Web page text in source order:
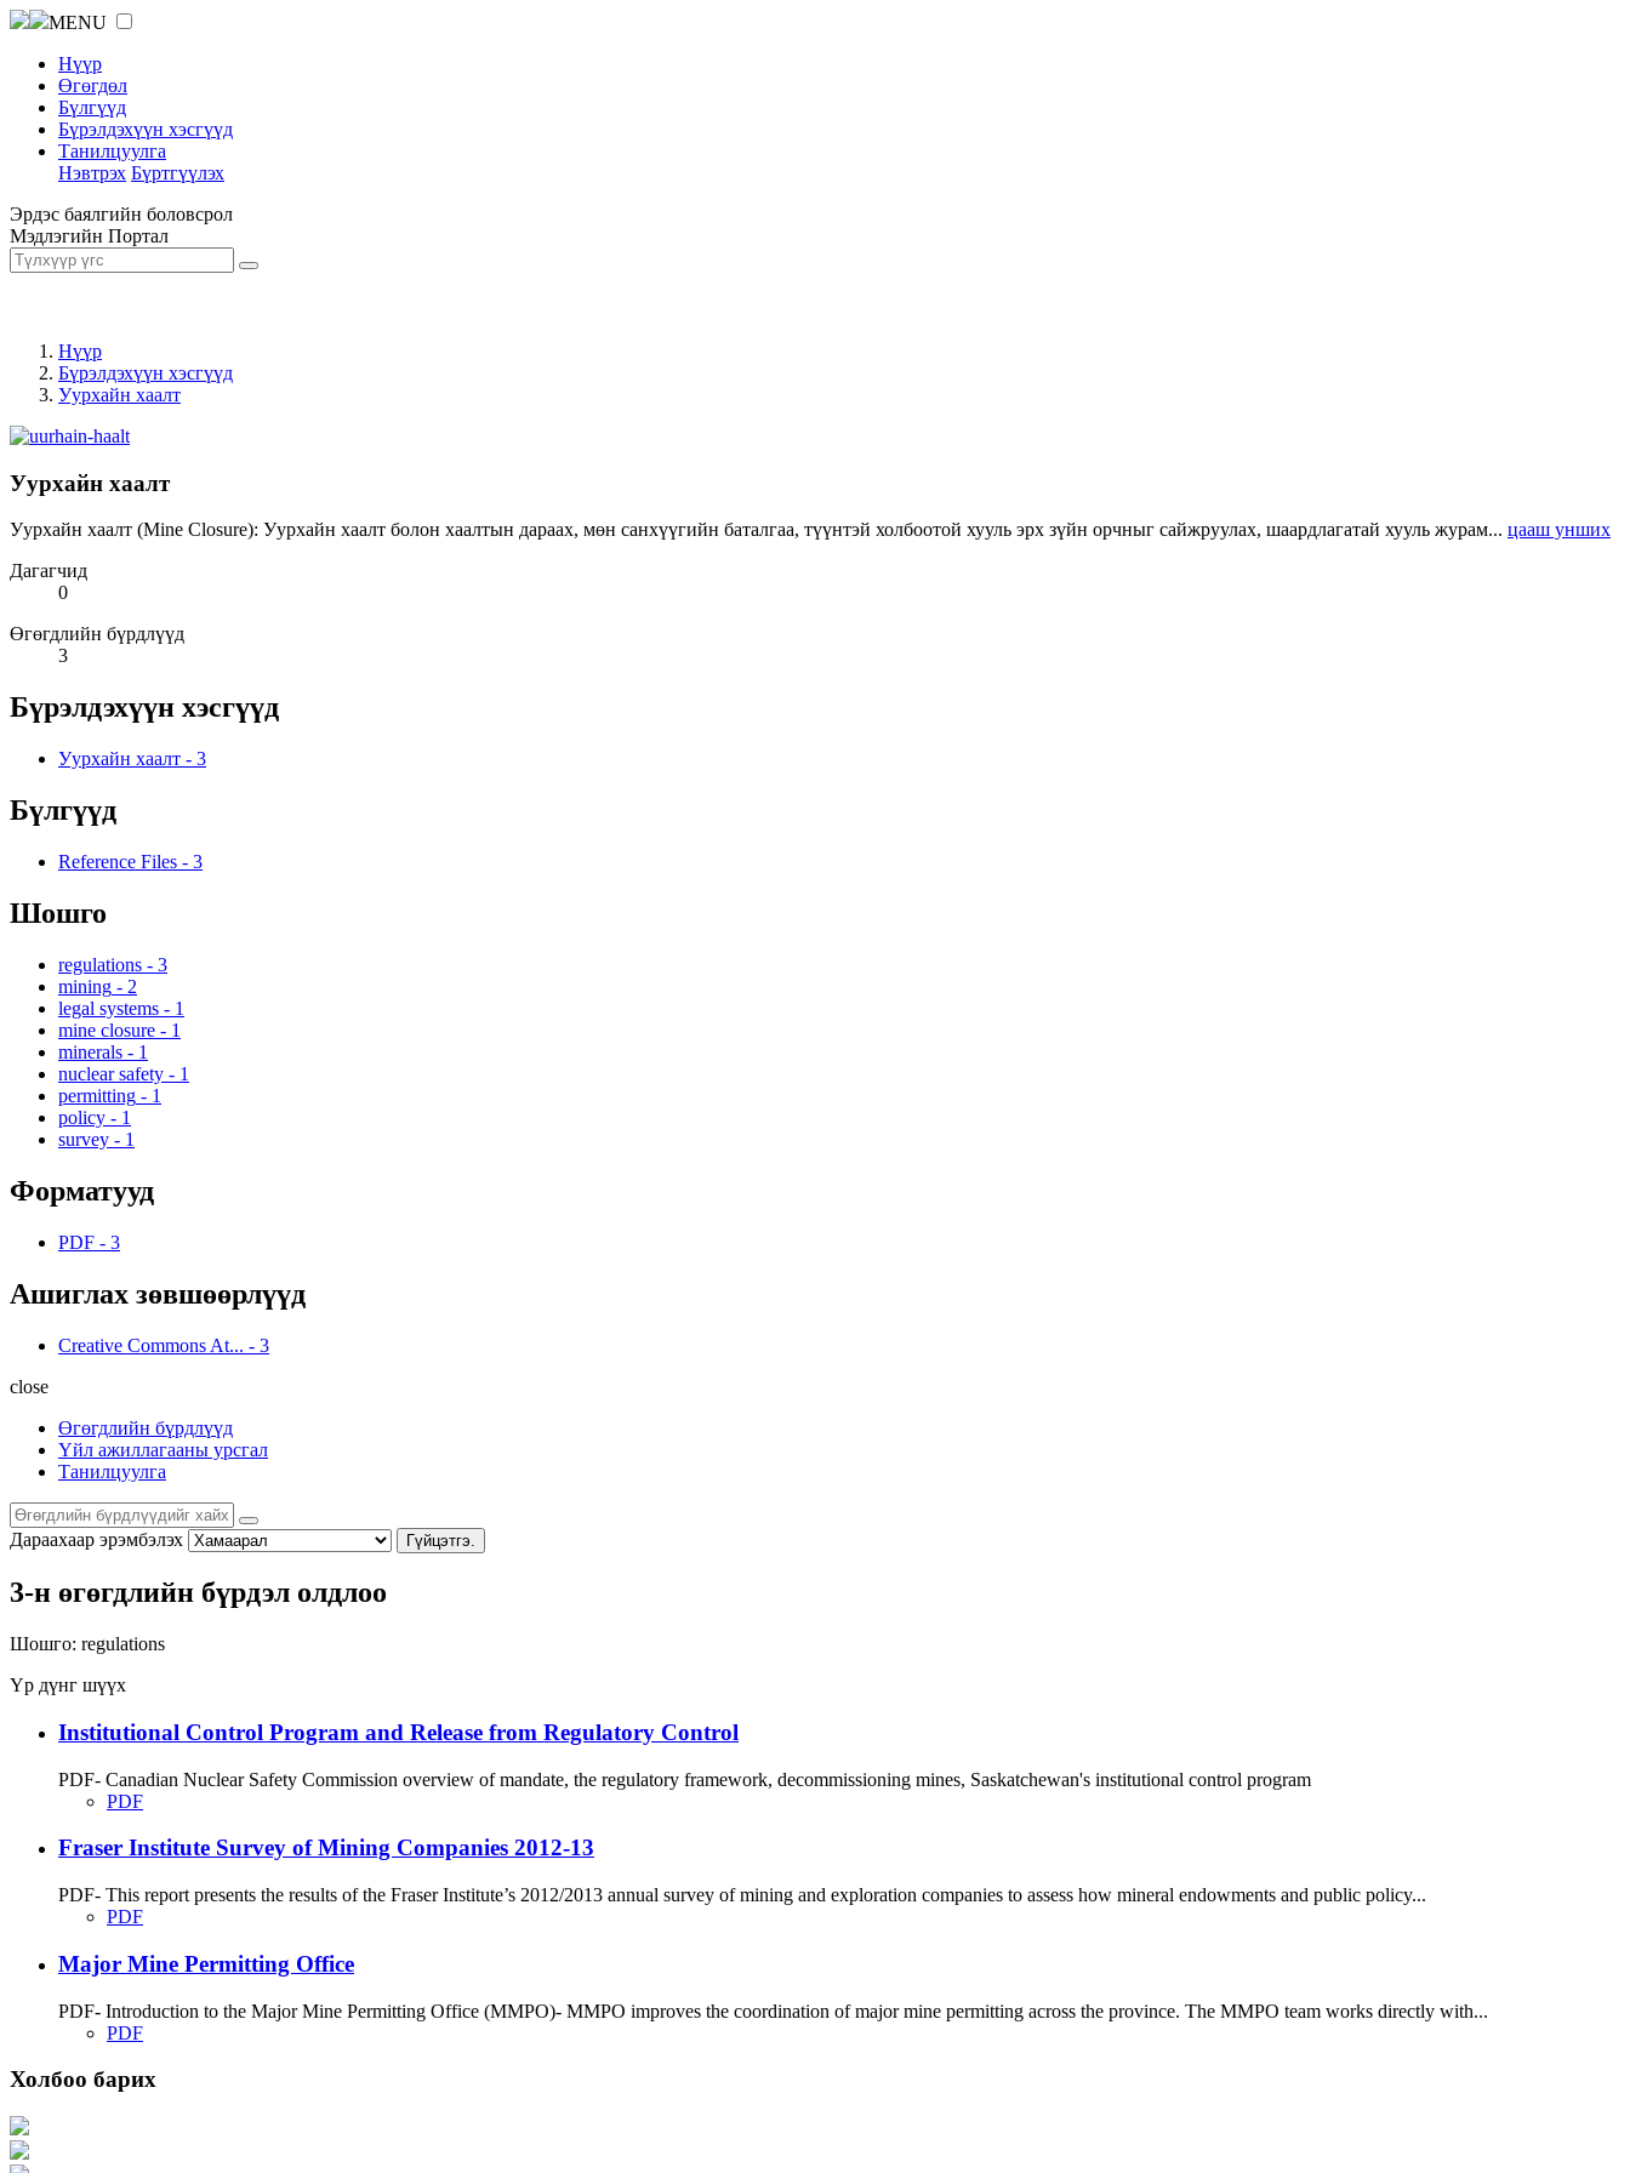
MENU
Нүүр
Өгөгдөл
Бүлгүүд
Бүрэлдэхүүн хэсгүүд
Танилцуулга
Нэвтрэх Бүртгүүлэх
Эрдэс баялгийн боловсрол
Мэдлэгийн Портал
Нүүр
Бүрэлдэхүүн хэсгүүд
Уурхайн хаалт
Уурхайн хаалт
Уурхайн хаалт (Mine Closure): Уурхайн хаалт болон хаалтын дараах, мөн санхүүгийн баталгаа, түүнтэй холбоотой хууль эрх зүйн орчныг сайжруулах, шаардлагатай хууль журам... цааш унших
Дагагчид
0
Өгөгдлийн бүрдлүүд
3
Бүрэлдэхүүн хэсгүүд
Уурхайн хаалт - 3
Бүлгүүд
Reference Files - 3
Шошго
regulations - 3
mining - 2
legal systems - 1
mine closure - 1
minerals - 1
nuclear safety - 1
permitting - 1
policy - 1
survey - 1
Форматууд
PDF - 3
Ашиглах зөвшөөрлүүд
Creative Commons At... - 3
close
Өгөгдлийн бүрдлүүд
Үйл ажиллагааны урсгал
Танилцуулга
Дараахаар эрэмбэлэх Гүйцэтгэ.
3-н өгөгдлийн бүрдэл олдлоо
Шошго: regulations
Үр дүнг шүүх
Institutional Control Program and Release from Regulatory Control
PDF- Canadian Nuclear Safety Commission overview of mandate, the regulatory framework, decommissioning mines, Saskatchewan's institutional control program
PDF
Fraser Institute Survey of Mining Companies 2012-13
PDF- This report presents the results of the Fraser Institute’s 2012/2013 annual survey of mining and exploration companies to assess how mineral endowments and public policy...
PDF
Major Mine Permitting Office
PDF- Introduction to the Major Mine Permitting Office (MMPO)- MMPO improves the coordination of major mine permitting across the province. The MMPO team works directly with...
PDF
Холбоо барих